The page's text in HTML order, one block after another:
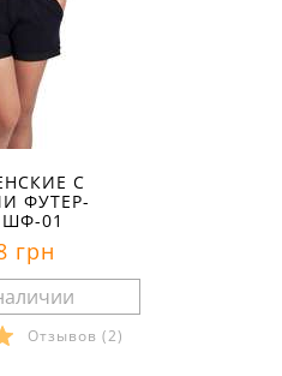
С
ФУТЕР-
01
грн
Отзывов (2)